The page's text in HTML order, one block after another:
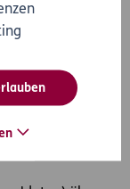
von US-
Das
von
Dieses